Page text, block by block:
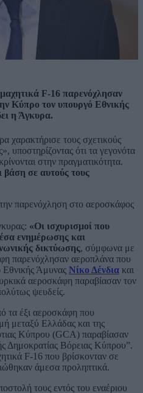
F-16 παρενόχλησαν
Κύπρο τον υπουργό Εθνικής
η Άγκυρα.
χαρακτήρισε τους σχετικούς
υποστηρίζοντας ότι τα γεγονότα
στην πραγματικότητα.
βάση σε αυτούς τους
παρενόχληση στο αεροσκάφος
«Οι ισχυρισμοί που
ενημέρωσης και
δικτύωσης, σύμφωνα με
παρενόχλησαν αεροπλάνα που
Άμυνας Νίκο Δένδια και
αεροσκάφη παραβίασαν τον
ψευδείς.
τα έξι αεροσκάφη που
μεταξύ Ελλάδας και της
Κύπρου (GCA) παραβίασαν
Δημοκρατίας Βόρειας Κύπρου”.
F-16 που βρίσκονταν σε
άμεσα προληπτικά.
τους εντός του εναέριου